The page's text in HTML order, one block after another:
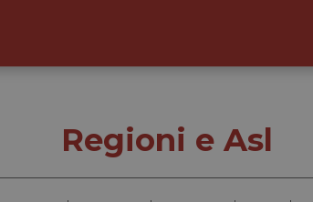
Regioni e Asl